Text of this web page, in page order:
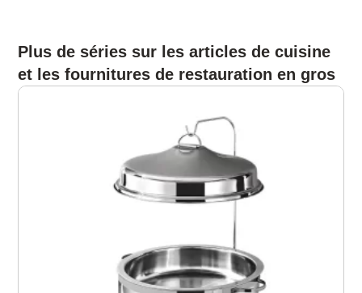
Plus de séries sur les articles de cuisine
et les fournitures de restauration en gros